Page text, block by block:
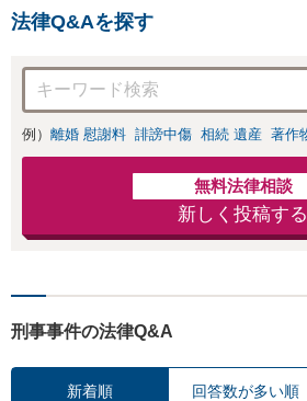
法律Q&Aを探す
例） 離婚 慰謝料 誹謗中傷 相続 遺産 著作
無料法律相談
新しく投稿する
刑事事件の法律Q&A
新着順 回答数が多い順